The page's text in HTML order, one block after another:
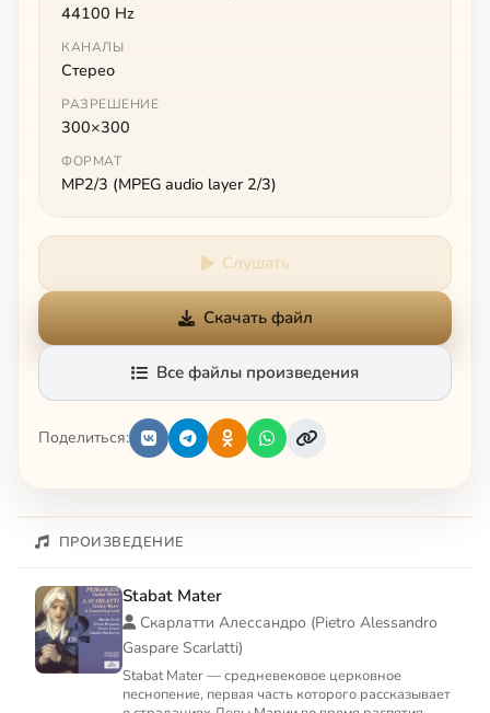
44100 Hz
КАНАЛЫ
Стерео
РАЗРЕШЕНИЕ
300×300
ФОРМАТ
MP2/3 (MPEG audio layer 2/3)
Слушать
Скачать файл
Все файлы произведения
Поделиться:
ПРОИЗВЕДЕНИЕ
Stabat Mater
Скарлатти Алессандро (Pietro Alessandro
Gaspare Scarlatti)
Stabat Mater — средневековое церковное
песнопение, первая часть которого рассказывает